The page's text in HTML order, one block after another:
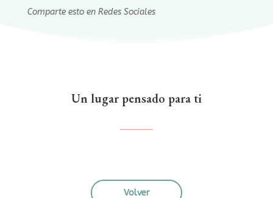
Comparte esto en Redes Sociales
Un lugar pensado para ti
Volver